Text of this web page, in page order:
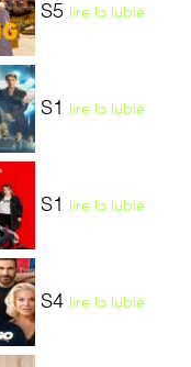
S5 lire la lubie
S1 lire la lubie
S1 lire la lubie
S4 lire la lubie